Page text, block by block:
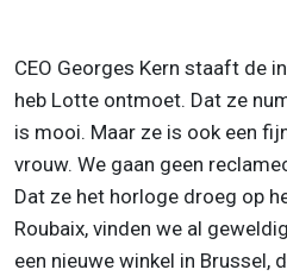
CEO Georges Kern staaft de
heb Lotte ontmoet. Dat ze
is mooi. Maar ze is ook een
vrouw. We gaan geen
Dat ze het horloge droeg op
Roubaix, vinden we al
een nieuwe winkel in Brussel,